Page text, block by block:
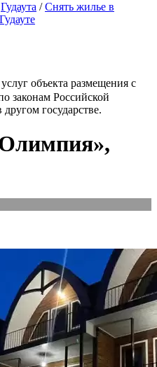
Гудаута /Снять жилье в
объекта размещения с
законам Российской
государстве.